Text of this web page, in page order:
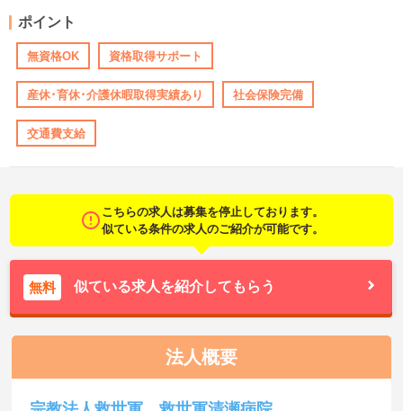
ポイント
無資格OK 資格取得サポート
産休･育休･介護休暇取得実績あり 社会保険完備
交通費支給
こちらの求人は募集を停止しております。
似ている条件の求人のご紹介が可能です。
無料 似ている求人を紹介してもらう
法人概要